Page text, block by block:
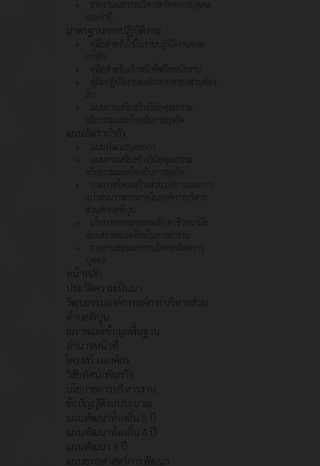
รายงานผลการบริหารทรัพยากรบุคคล
ประจำปี
มาตรฐานการปฏิบัติงาน
คู่มือสำหรับใช้ในงานปฏิบัติงานตาม
ภารกิจ
คู่มือสำหรับเจ้าหน้าที่หรือพนักงาน
คู่มือปฏิบัติงานองค์กรปกครองส่วนท้อง
ถิ่น
แผนการเสริมสร้างวินัยคุณธรรม
จริยธรรมและป้องกันการทุจริต
แผนอัตรากำลัง
แผนพัฒนาบุคลากร
แผนการเสริมสร้างวินัยคุณธรรม
จริยธรรมและป้องกันการทุจริต
ประกาศโครงสร้างส่วนราชการและการ
แบ่งส่วนราชการภายในองค์การบริหาร
ส่วนตำบลพิปูน
นโยบายความปลอดภัย อาชีวอนามัย
และสภาพแวดล้อมในการทำงาน
รายงานสรุปผลการบริหารทรัพยากร
บุคคล
หน้าหลัก
ประวัติความเป็นมา
วัฒนธรรมองค์กรองค์การบริหารส่วน
ตำบลพิปูน
สภาพและข้อมูลพื้นฐาน
อำนาจหน้าที่
โครงสร้างองค์กร
วิสัยทัศน์/พันธกิจ
นโยบายการบริหารงาน
ข้อบัญญัติงบประมาณ
แผนพัฒนาท้องถิ่น 5 ปี
แผนพัฒนาท้องถิ่น 4 ปี
แผนพัฒนา 3 ปี
แผนยุทธศาสตร์การพัฒนา